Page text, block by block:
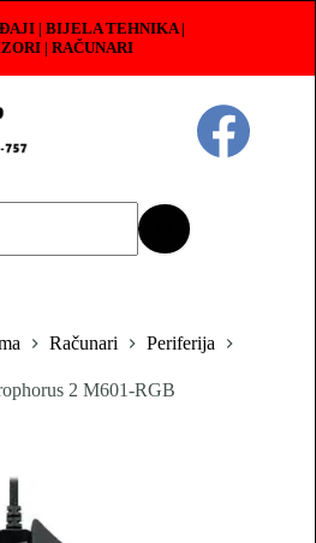
| BIJELA TEHNIKA |
| RAČUNARI
Računari
Periferija
2 M601-RGB